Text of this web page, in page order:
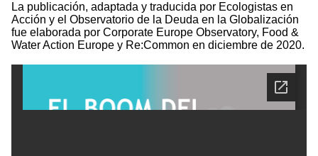
La publicación, adaptada y traducida por Ecologistas en
Acción y el Observatorio de la Deuda en la Globalización
fue elaborada por Corporate Europe Observatory, Food &
Water Action Europe y Re:Common en diciembre de 2020.